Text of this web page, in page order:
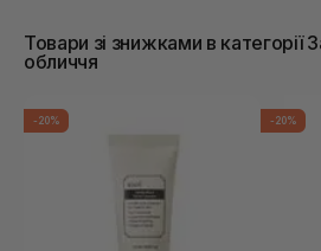
Товари зі знижками в категорії
обличчя
-20% -20%